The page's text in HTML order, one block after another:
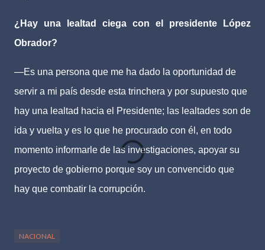
¿Hay una lealtad ciega con el presidente López
Obrador?
—Es una persona que me ha dado la oportunidad de
servir a mi país desde esta trinchera y por supuesto que
hay una lealtad hacia el Presidente; las lealtades son de
ida y vuelta y es lo que he procurado con él, en todo
momento informarle de las investigaciones, apoyar su
proyecto de gobierno porque soy un convencido que
hay que combatir la corrupción.
NACIONAL